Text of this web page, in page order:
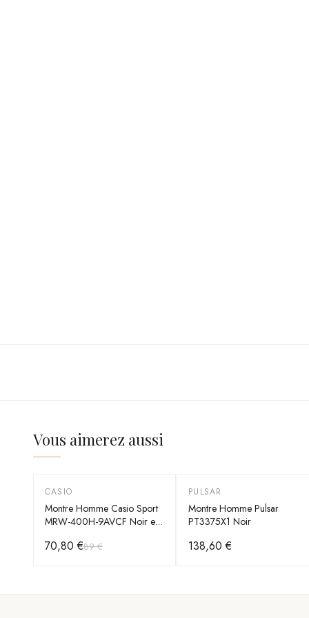
Vous aimerez aussi
-20%
CASIO
Montre Homme Casio Sport
MRW-400H-9AVCF Noir et
70,80 €89 €
PULSAR
Montre Homme Pulsar
PT3375X1 Noir
138,60 €